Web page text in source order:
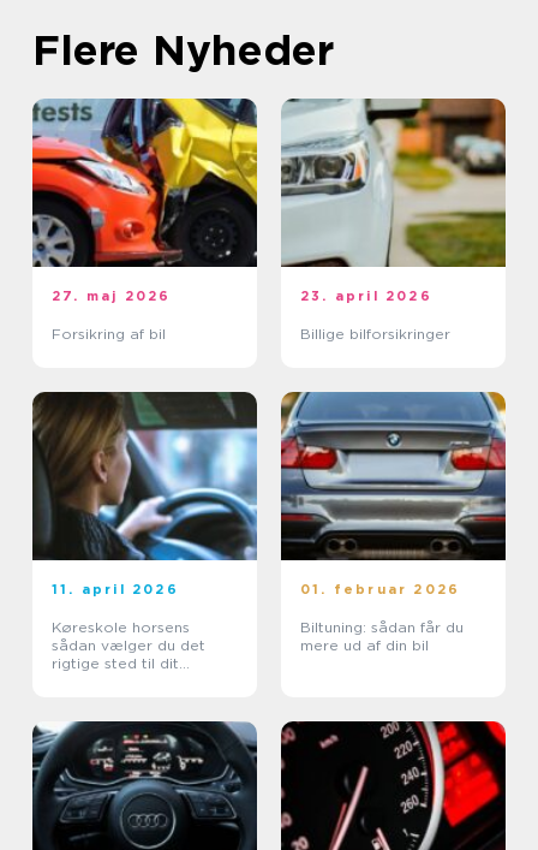
Flere Nyheder
27. maj 2026
Forsikring af bil
23. april 2026
Billige bilforsikringer
11. april 2026
Køreskole horsens
sådan vælger du det
rigtige sted til dit
01. februar 2026
Biltuning: sådan får du
mere ud af din bil